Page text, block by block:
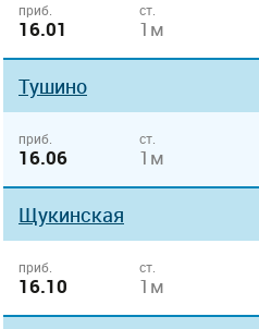
приб.
16.01
ст.
1м
Тушино
приб.
16.06
ст.
1м
Щукинская
приб.
16.10
ст.
1м